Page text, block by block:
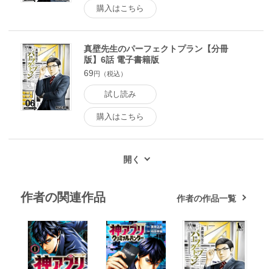
購入はこちら
真壁先生のパーフェクトプラン【分冊
版】6話 電子書籍版
69円（税込）
試し読み
購入はこちら
作者の関連作品 作者の作品一覧